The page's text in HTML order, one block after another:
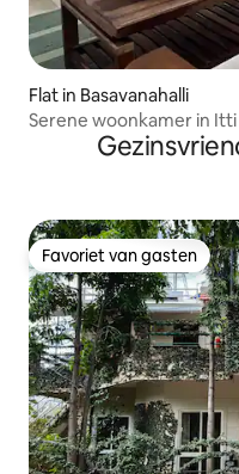
Flat in Basavanahalli
Serene woonkamer in Itti
Favoriet van gasten
Favoriet van gasten